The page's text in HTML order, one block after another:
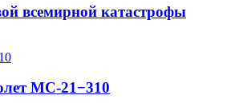
всемирной катастрофы
МС-21−310